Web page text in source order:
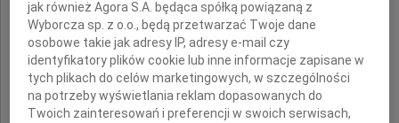
Niech wspólna pamięć
o Ofiarach katastrofy pod Smoleńskiem
będzie wyrazem naszej solidarności
w cierpieniu i pozwoli ukoić ból
Ich Rodzin i Bliskich
jak również Agora S.A. będąca spółką powiązaną z
Wyborcza sp. z o.o., będą przetwarzać Twoje dane
osobowe takie jak adresy IP, adresy e-mail czy
identyfikatory plików cookie lub inne informacje zapisane w
tych plikach do celów marketingowych, w szczególności
na potrzeby wyświetlania reklam dopasowanych do
Twoich zainteresowań i preferencji w swoich serwisach,